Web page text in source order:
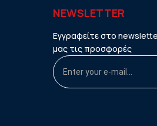
NEWSLETTER
Εγγραφείτε στο
μας τις προσφορές